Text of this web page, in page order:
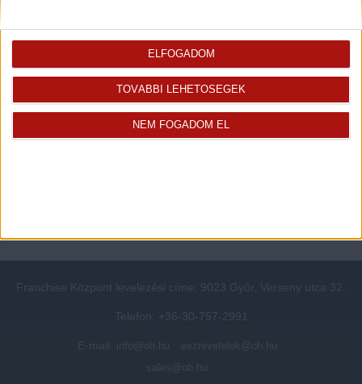
TOVÁBBI LEHETŐSÉGEK
NEM FOGADOM EL
ELFOGADOM
Rólunk
A központ munkatársai
Elégedett ügyfeleink mondták
Értékbecslés
Energetikai tanúsítvány
CSR
Elérhetőségeink
Adatvédelmi beállítások
Franchise Központ levelezési címe: 9023 Győr, Verseny utca 32.
Telefon: +36-30-757-2991
E-mail: info@oh.hu
eszrevetelek@oh.hu
sales@oh.hu